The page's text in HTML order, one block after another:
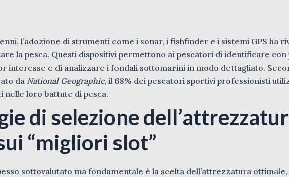
l’adozione di strumenti come i sonar, i fishfinder e i sistemi GPS ha
la pesca. Questi dispositivi permettono ai pescatori di identificare
interesse e di analizzare i fondali sottomarini in modo dettagliato.
da National Geographic, il 68% dei pescatori sportivi professionisti
nelle loro battute di pesca.
di selezione
“migliori slot”
sottovalutato ma fondamentale è la scelta dell’attrezzatura